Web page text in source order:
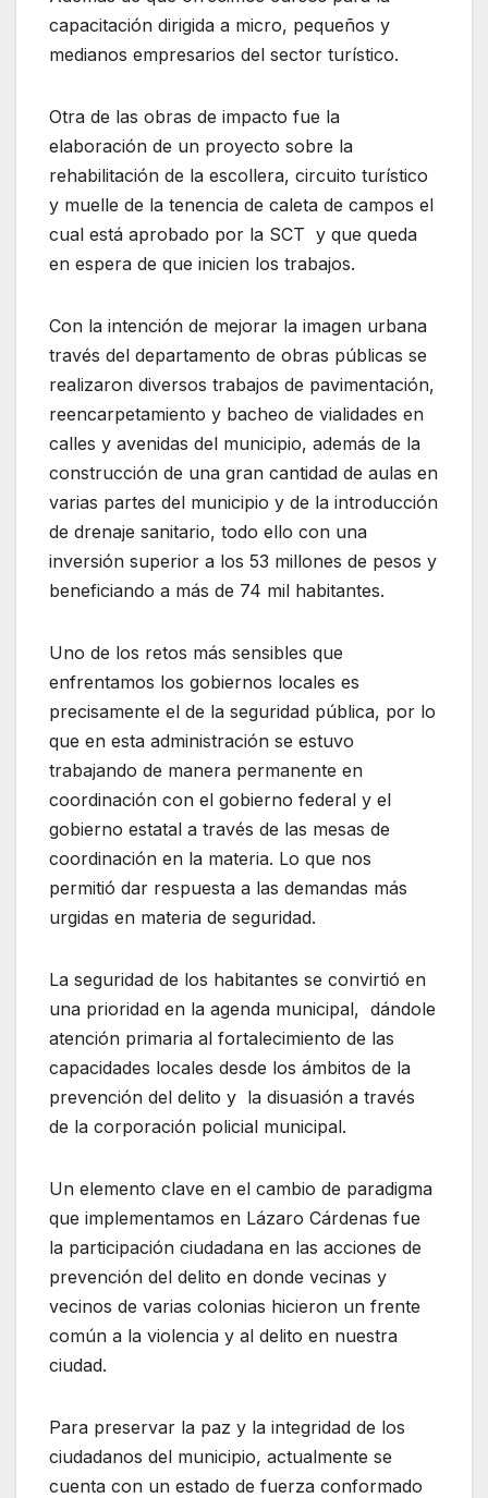
capacitación dirigida a micro, pequeños y
medianos empresarios del sector turístico.
Otra de las obras de impacto fue la
elaboración de un proyecto sobre la
rehabilitación de la escollera, circuito turístico
y muelle de la tenencia de caleta de campos el
cual está aprobado por la SCT y que queda
en espera de que inicien los trabajos.
Con la intención de mejorar la imagen urbana
través del departamento de obras públicas se
realizaron diversos trabajos de pavimentación,
reencarpetamiento y bacheo de vialidades en
calles y avenidas del municipio, además de la
construcción de una gran cantidad de aulas en
varias partes del municipio y de la introducción
de drenaje sanitario, todo ello con una
inversión superior a los 53 millones de pesos y
beneficiando a más de 74 mil habitantes.
Uno de los retos más sensibles que
enfrentamos los gobiernos locales es
precisamente el de la seguridad pública, por lo
que en esta administración se estuvo
trabajando de manera permanente en
coordinación con el gobierno federal y el
gobierno estatal a través de las mesas de
coordinación en la materia. Lo que nos
permitió dar respuesta a las demandas más
urgidas en materia de seguridad.
La seguridad de los habitantes se convirtió en
una prioridad en la agenda municipal, dándole
atención primaria al fortalecimiento de las
capacidades locales desde los ámbitos de la
prevención del delito y la disuasión a través
de la corporación policial municipal.
Un elemento clave en el cambio de paradigma
que implementamos en Lázaro Cárdenas fue
la participación ciudadana en las acciones de
prevención del delito en donde vecinas y
vecinos de varias colonias hicieron un frente
común a la violencia y al delito en nuestra
ciudad.
Para preservar la paz y la integridad de los
ciudadanos del municipio, actualmente se
cuenta con un estado de fuerza conformado